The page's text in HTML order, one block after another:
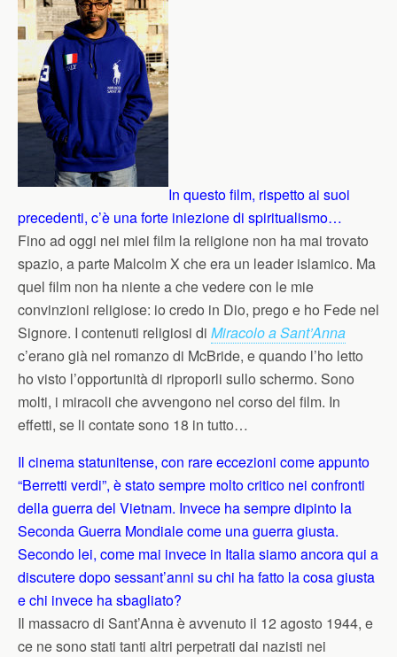
In questo film, rispetto ai suoi
precedenti, c’è una forte iniezione di spiritualismo…
Fino ad oggi nei miei film la religione non ha mai trovato
spazio, a parte Malcolm X che era un leader islamico. Ma
quel film non ha niente a che vedere con le mie
convinzioni religiose: io credo in Dio, prego e ho Fede nel
Signore. I contenuti religiosi di Miracolo a Sant’Anna
c’erano già nel romanzo di McBride, e quando l’ho letto
ho visto l’opportunità di riproporli sullo schermo. Sono
molti, i miracoli che avvengono nel corso del film. In
effetti, se li contate sono 18 in tutto…
Il cinema statunitense, con rare eccezioni come appunto
“Berretti verdi”, è stato sempre molto critico nei confronti
della guerra del Vietnam. Invece ha sempre dipinto la
Seconda Guerra Mondiale come una guerra giusta.
Secondo lei, come mai invece in Italia siamo ancora qui a
discutere dopo sessant’anni su chi ha fatto la cosa giusta
e chi invece ha sbagliato?
Il massacro di Sant’Anna è avvenuto il 12 agosto 1944, e
ce ne sono stati tanti altri perpetrati dai nazisti nei